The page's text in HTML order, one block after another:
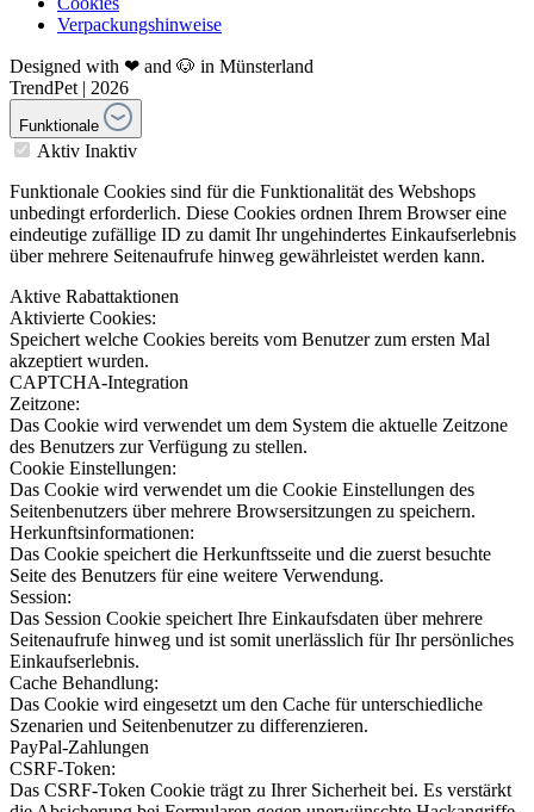
Verpackungshinweise
Designed with ❤ and 🐶 in Münsterland
TrendPet | 2026
Funktionale
Aktiv Inaktiv
Funktionale Cookies sind für die Funktionalität des Webshops
unbedingt erforderlich. Diese Cookies ordnen Ihrem Browser eine
eindeutige zufällige ID zu damit Ihr ungehindertes Einkaufserlebnis
über mehrere Seitenaufrufe hinweg gewährleistet werden kann.
Aktive Rabattaktionen
Aktivierte Cookies:
Speichert welche Cookies bereits vom Benutzer zum ersten Mal
akzeptiert wurden.
CAPTCHA-Integration
Zeitzone:
Das Cookie wird verwendet um dem System die aktuelle Zeitzone
des Benutzers zur Verfügung zu stellen.
Cookie Einstellungen:
Das Cookie wird verwendet um die Cookie Einstellungen des
Seitenbenutzers über mehrere Browsersitzungen zu speichern.
Herkunftsinformationen:
Das Cookie speichert die Herkunftsseite und die zuerst besuchte
Seite des Benutzers für eine weitere Verwendung.
Session:
Das Session Cookie speichert Ihre Einkaufsdaten über mehrere
Seitenaufrufe hinweg und ist somit unerlässlich für Ihr persönliches
Einkaufserlebnis.
Cache Behandlung:
Das Cookie wird eingesetzt um den Cache für unterschiedliche
Szenarien und Seitenbenutzer zu differenzieren.
PayPal-Zahlungen
CSRF-Token:
Das CSRF-Token Cookie trägt zu Ihrer Sicherheit bei. Es verstärkt